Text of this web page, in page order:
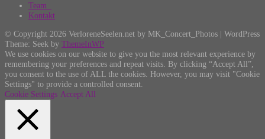
Team
Kontakt
© Copyright 2026 VerloreneSeelen.net by MK_Concert_Photos | WordPress
Theme: Seek by ThemeInWP
We use cookies on our website to give you the most relevant experience by
remembering your preferences and repeat visits. By clicking “Accept All”,
you consent to the use of ALL the cookies. However, you may visit "Cookie
Settings" to provide a controlled consent.
Cookie Settings Accept All